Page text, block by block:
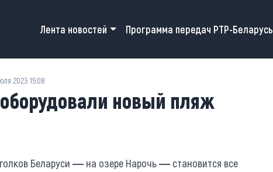
Main navigation
Лента новостей Программа передач РТР-Беларусь
2023 15:08
новый пляж
Беларуси ― на озере Нарочь ― становится все